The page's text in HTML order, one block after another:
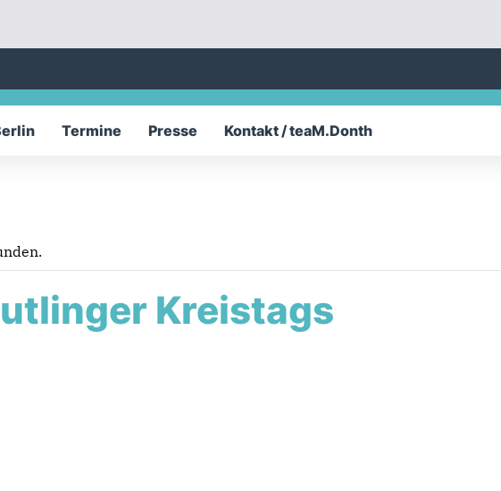
Termine Presse Kontakt / teaM.Donth
Kreistags